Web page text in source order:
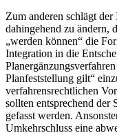
Zum anderen schlägt
dahingehend zu ändern,
„werden können“ die
Integration in die
Planfeststellung gilt“
verfahrensrechtlichen
sollten entsprechend der
gefasst werden.
Umkehrschluss eine